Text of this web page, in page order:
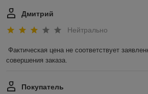
Дмитрий
Нейтрально
Фактическая цена не соответствует
совершения заказа.
Покупатель